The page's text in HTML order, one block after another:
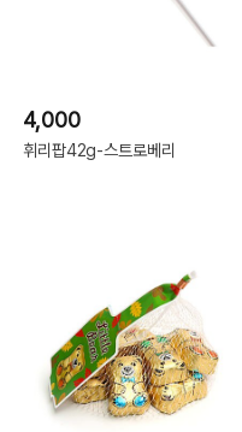
4,000
휘리팝42g-스트로베리